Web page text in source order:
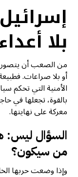
بلا أعداء
من الصعب أن يتصور
أو بلا صراعات.
الأمنية التي تحكم
بالقوة، تجعلها في
معركة على نهايتها.
السؤال
من سيكون؟
وإذا وضعت حربها